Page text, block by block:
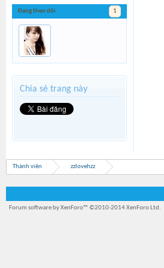
Đang theo dõi 1
Chia sẻ trang này
Thành viên zzlovehzz
Forum software by XenForo™ ©2010-2014 XenForo Ltd.